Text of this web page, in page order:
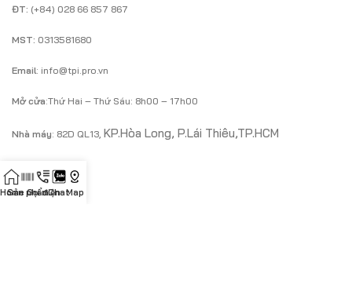
ĐT: (+84) 028 66 857 867
MST: 0313581680
Email: info@tpi.pro.vn
Mở cửa:Thứ Hai – Thứ Sáu: 8h00 – 17h00
Nhà máy: 82D QL13, KP.Hòa Long, P.Lái Thiêu,TP.HCM
LIÊN HỆ
Home
Sản phẩm
Gọi điệnChatMap